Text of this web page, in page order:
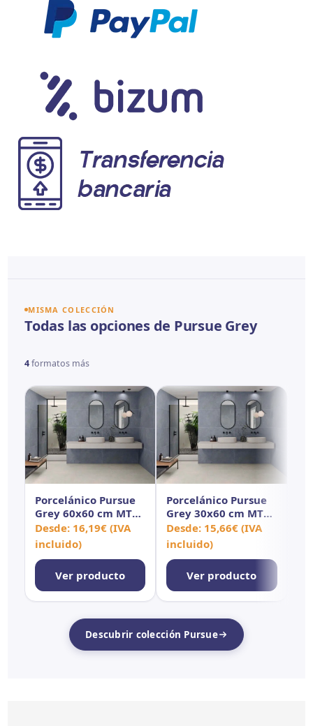
MISMA COLECCIÓN
Todas las opciones de Pursue Grey
4formatos más
Porcelánico Pursue
Grey 60x60 cm MT
Rect
Desde: 16,19€ (IVA
incluido)
Ver producto
Porcelánico Pursue
Grey 30x60 cm MT
Rect
Desde: 15,66€ (IVA
incluido)
Ver producto
Descubrir colección Pursue